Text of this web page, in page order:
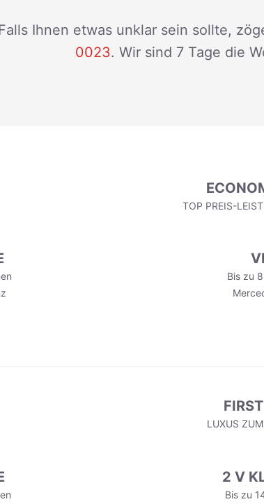
Ihnen etwas unklar sein sollte,
0023. Wir sind 7 Tage die
TOP PREIS-
Bis zu
LUXUS
2 V
Bis zu